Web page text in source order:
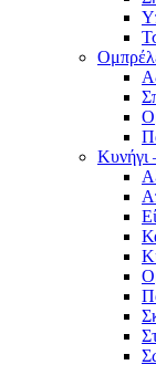
Κυνήγι